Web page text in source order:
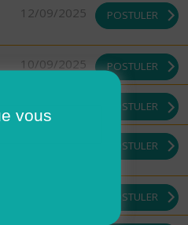
12/09/2025 POSTULER
10/09/2025 POSTULER
POSTULER
POSTULER
POSTULER
vous